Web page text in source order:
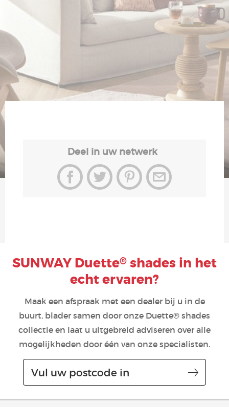
Deel in uw netwerk
SUNWAY Duette® shades in het
echt ervaren?
Maak een afspraak met een dealer bij u in de
buurt, blader samen door onze Duette® shades
collectie en laat u uitgebreid adviseren over alle
mogelijkheden door één van onze specialisten.